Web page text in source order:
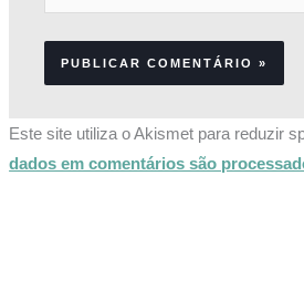
Este site utiliza o Akismet para reduzir
dados em comentários são